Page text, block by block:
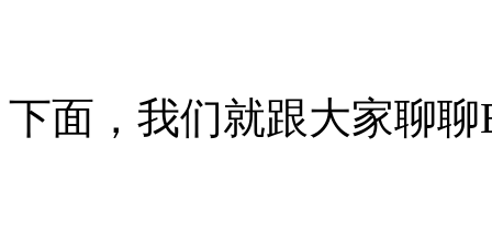
下面，我们就跟大家聊